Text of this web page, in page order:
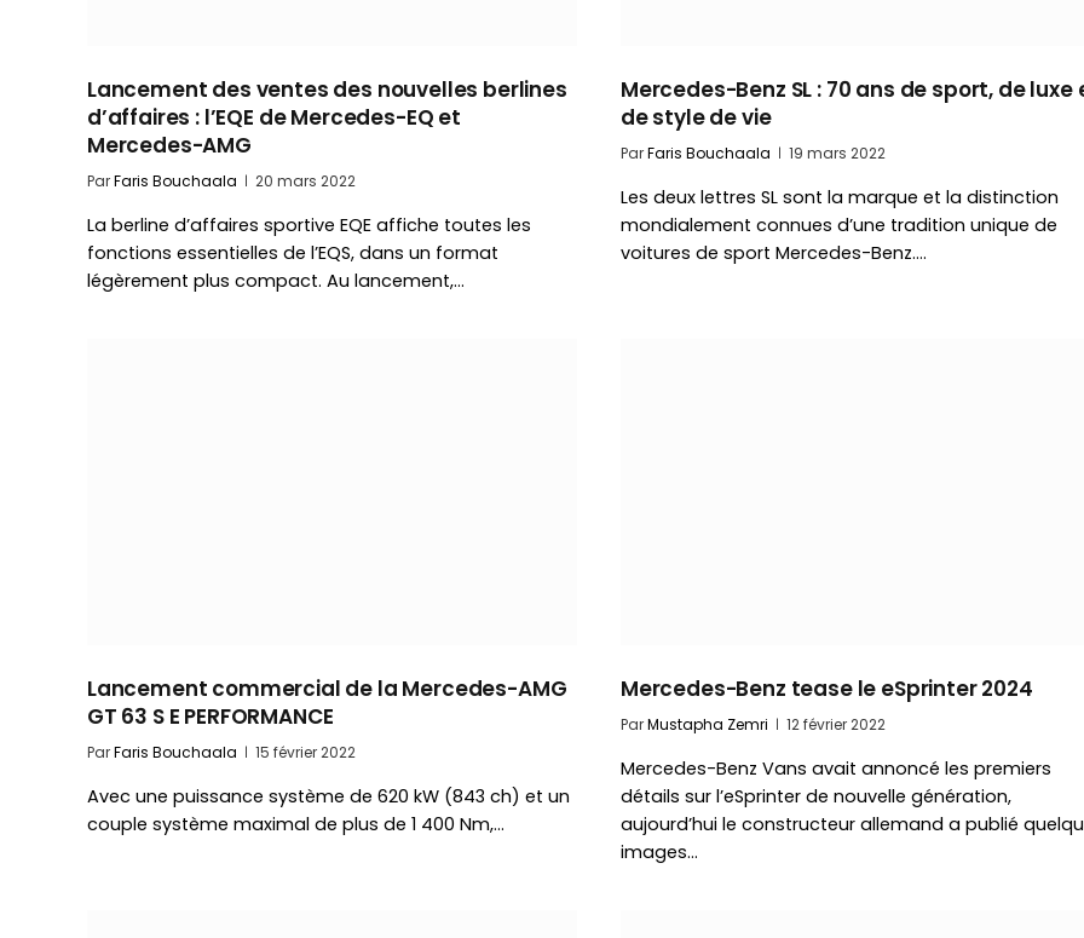
Lancement des ventes des nouvelles berlines
d’affaires : l’EQE de Mercedes-EQ et
Mercedes-AMG
ParFaris Bouchaala 20 mars 2022
La berline d’affaires sportive EQE affiche toutes les
fonctions essentielles de l’EQS, dans un format
légèrement plus compact. Au lancement,…
Mercedes-Benz SL : 70 ans de sport, de luxe
de style de vie
ParFaris Bouchaala 19 mars 2022
Les deux lettres SL sont la marque et la distinction
mondialement connues d’une tradition unique de
voitures de sport Mercedes-Benz.…
Lancement commercial de la Mercedes-AMG
GT 63 S E PERFORMANCE
ParFaris Bouchaala 15 février 2022
Avec une puissance système de 620 kW (843 ch) et un
couple système maximal de plus de 1 400 Nm,…
Mercedes-Benz tease le eSprinter 2024
ParMustapha Zemri 12 février 2022
Mercedes-Benz Vans avait annoncé les premiers
détails sur l’eSprinter de nouvelle génération,
aujourd’hui le constructeur allemand a publié
images…